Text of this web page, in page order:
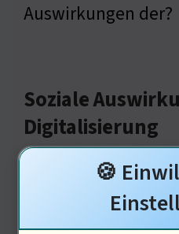
Auswirkungen der?
Soziale
Digitalisierung
🍪